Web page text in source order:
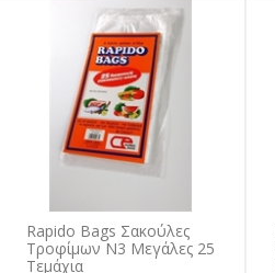
Rapido Bags Σακούλες
Τροφίμων N3 Μεγάλες 25
Τεμάχια